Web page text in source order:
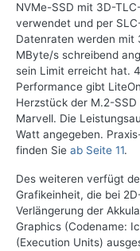
NVMe-SSD mit 3D-
verwendet und per
Datenraten werden mit
MByte/s schreibend
sein Limit erreicht hat.
Performance gibt
Herzstück der M.2-
Marvell. Die
Watt angegeben.
finden Sie ab Seite 11.
Des weiteren verfügt
Grafikeinheit, die bei
Verlängerung der
Graphics (Codename:
(Execution Units)